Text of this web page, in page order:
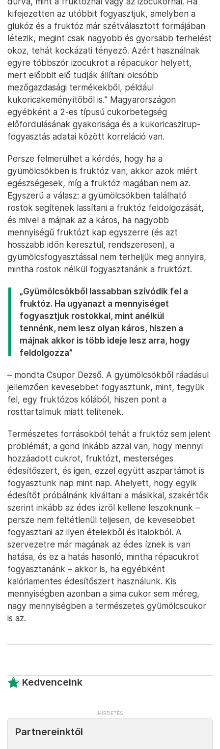
kifejezetten az utóbbit fogyasztjuk, amelyben a
glükóz és a fruktóz már szétválasztott formájában
létezik, megint csak nagyobb és gyorsabb terhelést
okoz, tehát kockázati tényező. Azért használnak
egyre többször izocukrot a répacukor helyett,
mert előbbit elő tudják állítani olcsóbb
mezőgazdasági termékekből, például
kukoricakeményítőből is.” Magyarországon
egyébként a 2-es típusú cukorbetegség
előfordulásának gyakorisága és a kukoricaszirup-
fogyasztás adatai között korreláció van.
Persze felmerülhet a kérdés, hogy ha a
gyümölcsökben is fruktóz van, akkor azok miért
egészségesek, míg a fruktóz magában nem az.
Egyszerű a válasz: a gyümölcsökben található
rostok segítenek lassítani a fruktóz feldolgozását,
és mivel a májnak az a káros, ha nagyobb
mennyiségű fruktózt kap egyszerre (és azt
hosszabb időn keresztül, rendszeresen), a
gyümölcsfogyasztással nem terheljük meg annyira,
mintha rostok nélkül fogyasztanánk a fruktózt.
„Gyümölcsökből lassabban szívódik fel a
fruktóz. Ha ugyanazt a mennyiséget
fogyasztjuk rostokkal, mint anélkül
tennénk, nem lesz olyan káros, hiszen a
májnak akkor is több ideje lesz arra, hogy
feldolgozza”
– mondta Csupor Dezső. A gyümölcsökből ráadásul
jellemzően kevesebbet fogyasztunk, mint, tegyük
fel, egy fruktózos kólából, hiszen pont a
rosttartalmuk miatt telítenek.
Természetes forrásokból tehát a fruktóz sem jelent
problémát, a gond inkább azzal van, hogy mennyi
hozzáadott cukrot, fruktózt, mesterséges
édesítőszert, és igen, ezzel együtt aszpartámot is
fogyasztunk nap mint nap. Ahelyett, hogy egyik
édesítőt próbálnánk kiváltani a másikkal, szakértők
szerint inkább az édes ízről kellene leszoknunk –
persze nem feltétlenül teljesen, de kevesebbet
fogyasztani az ilyen ételekből és italokból. A
szervezetre már magának az édes íznek is van
hatása, és ez a hatás hasonló, mintha répacukrot
fogyasztanánk – akkor is, ha egyébként
kalóriamentes édesítőszert használunk. Kis
mennyiségben azonban a sima cukor sem méreg,
nagy mennyiségben a természetes gyümölcscukor
is az.
Kedvenceink
Partnereinktől